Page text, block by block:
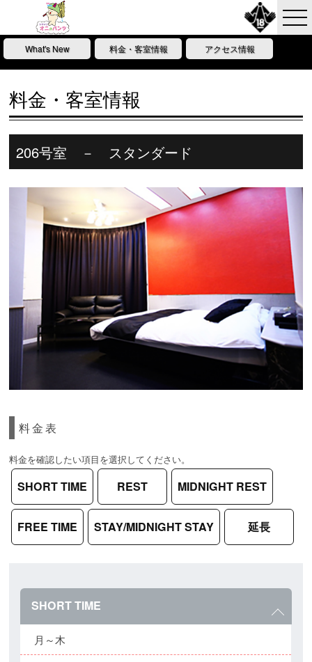
What's New 料金・客室情報 アクセス情報
料金・客室情報
206号室 － スタンダード
料金表
料金を確認したい項目を選択してください。
SHORT TIME REST MIDNIGHT REST
FREE TIME STAY/MIDNIGHT STAY 延長
SHORT TIME
月～木